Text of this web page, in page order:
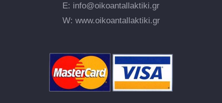
E: info@oikoantallaktiki.gr
W: www.oikoantallaktiki.gr